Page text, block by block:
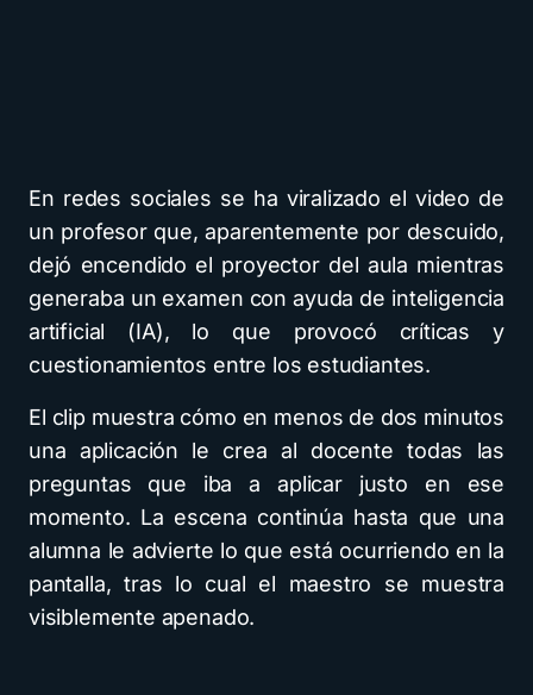
En redes sociales se ha viralizado el video de
un profesor que, aparentemente por descuido,
dejó encendido el proyector del aula mientras
generaba un examen con ayuda de inteligencia
artificial (IA), lo que provocó críticas y
cuestionamientos entre los estudiantes.
El clip muestra cómo en menos de dos minutos
una aplicación le crea al docente todas las
preguntas que iba a aplicar justo en ese
momento. La escena continúa hasta que una
alumna le advierte lo que está ocurriendo en la
pantalla, tras lo cual el maestro se muestra
visiblemente apenado.